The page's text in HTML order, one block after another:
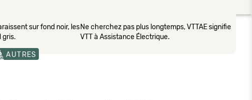
sur fond noir, les
gris.
Ne cherchez pas plus longtemps, VTTAE signifie
VTT à Assistance Électrique.
AUTRES